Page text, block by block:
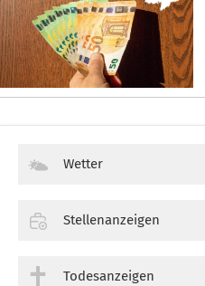
Wetter
Stellenanzeigen
Todesanzeigen